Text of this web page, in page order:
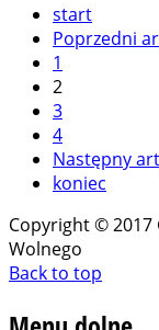
start
Poprzedni
1
2
3
4
Następny
koniec
Copyright © 2017
Wolnego
Back to top